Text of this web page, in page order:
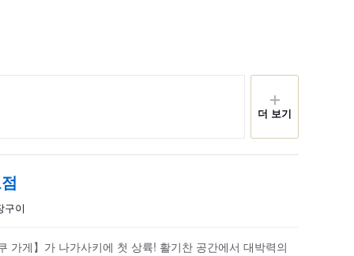
더 보기
구이
게】가 나가사키에 첫 상륙! 활기찬 공간에서 대박력의